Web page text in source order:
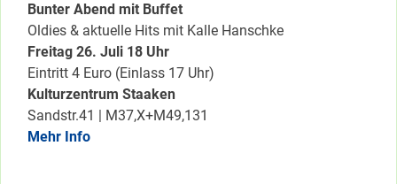
Bunter Abend mit Buffet
Oldies & aktuelle Hits mit Kalle Hanschke
Freitag 26. Juli 18 Uhr
Eintritt 4 Euro (Einlass 17 Uhr)
Kulturzentrum Staaken
Sandstr.41 | M37,X+M49,131
Mehr Info